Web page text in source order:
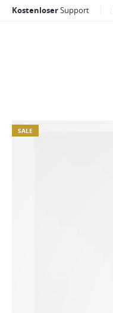
KostenloserSupport
SALE